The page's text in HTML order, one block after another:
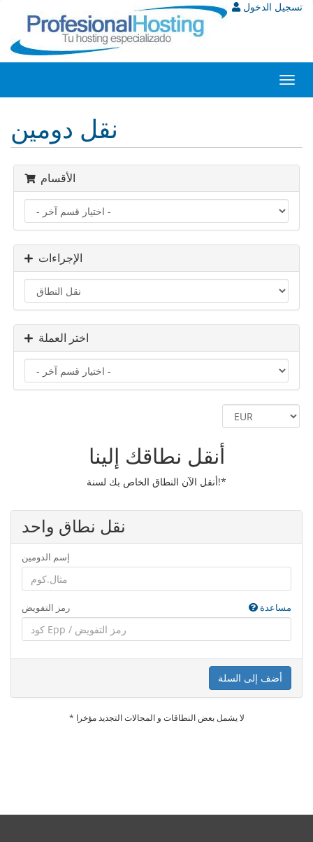
تسجيل الدخول
نقل دومين
الأقسام
الإجراءات
اختر العملة
أنقل نطاقك إلينا
أنقل الآن النطاق الخاص بك لسنة!*
نقل نطاق واحد
إسم الدومين
رمز التفويض مساعدة
أضف إلى السلة
* لا يشمل بعض النطاقات و المجالات التجديد مؤخرا